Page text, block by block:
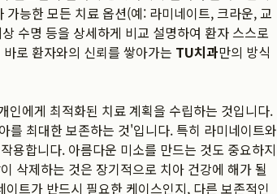
능한 모든 치료 옵션(예: 라미네이트, 크라운, 교
수명 등을 상세하게 비교 설명하여 환자 스스로
로 환자와의 신뢰를 쌓아가는 TU치과만의 방식
인에게 최적화된 치료 계획을 수립하는 것입니다.
최대한 보존하는 것'입니다. 특히 라미네이트와
용합니다. 아름다운 미소를 만드는 것도 중요하지
삭제하는 것은 장기적으로 치아 건강에 해가 될
이트가 반드시 필요한 케이스인지, 다른 보존적인